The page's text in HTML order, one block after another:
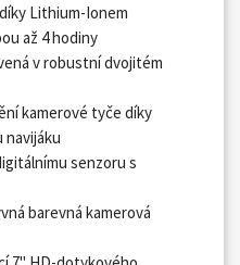
Lithium-Ionem
až 4 hodiny
v robustní dvojitém
kamerové tyče díky
navijáku
senzoru s
barevná kamerová